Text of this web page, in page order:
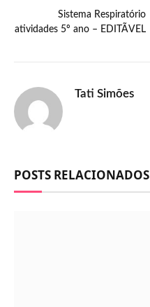
Sistema Respiratório
atividades 5º ano – EDITÃVEL
Tati Simões
POSTS RELACIONADOS